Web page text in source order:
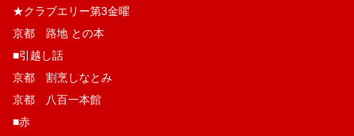
★クラブエリー第3金曜
京都 路地 との本
■引越し話
京都 割烹しなとみ
京都 八百一本館
■赤